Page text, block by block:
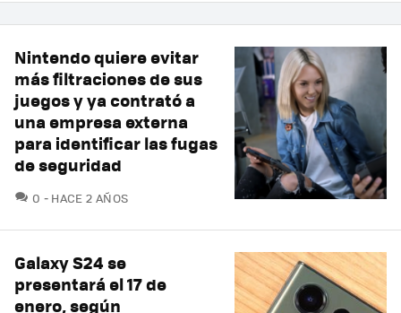
Nintendo quiere evitar
más filtraciones de sus
juegos y ya contrató a
una empresa externa
para identificar las fugas
de seguridad
0 COMENTARIOS
HACE 2 AÑOS
Galaxy S24 se
presentará el 17 de
enero, según